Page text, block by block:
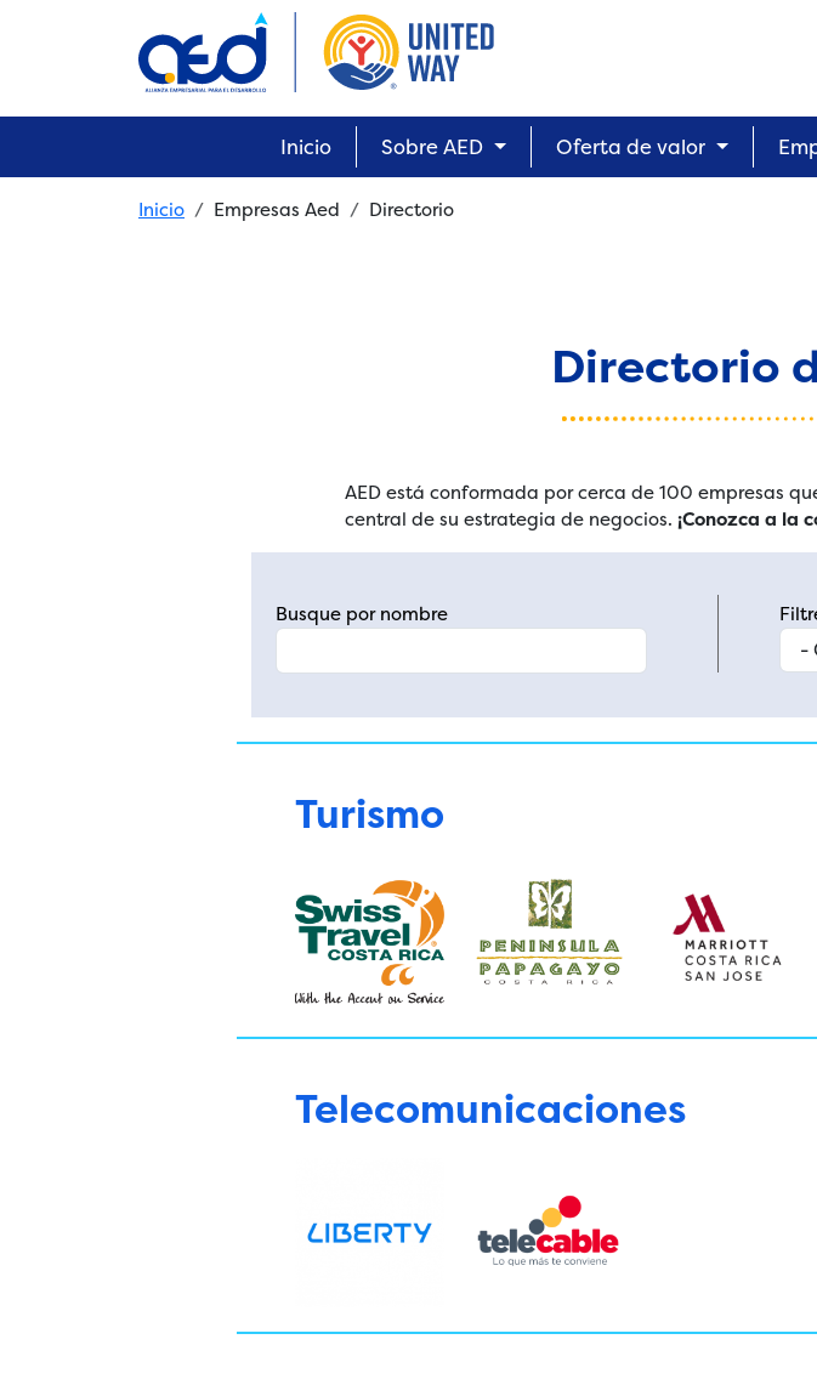
Main navigation
Inicio Sobre AED Oferta de valor
Breadcrumb
Inicio Empresas Aed Directorio
Directorio
AED está conformada por cerca de 100 empresas
central de su estrategia de negocios.¡Conozca a la
Busque por nombre
Turismo
Telecomunicaciones